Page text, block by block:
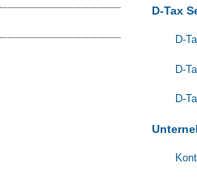
D-Tax
D-
D-
D-